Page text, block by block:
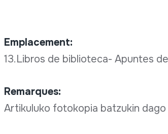
Emplacement:
13.Libros de biblioteca- Apuntes
Remarques:
Artikuluko fotokopia batzukin dago